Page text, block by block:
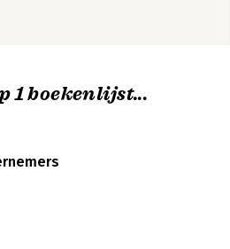
1 boekenlijst...